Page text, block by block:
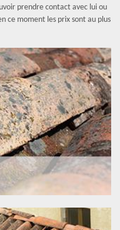
prendre contact avec lui ou
ce moment les prix sont au plus